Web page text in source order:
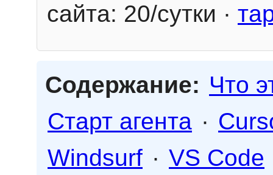
сайта: 20/сутки ·
Содержание: Что
Старт агента ·
Windsurf · VS Code